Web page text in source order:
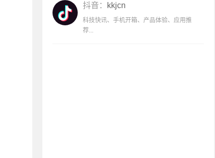
抖音： kkjcn
科技快讯、手机开箱、产品体验、应用推
荐...